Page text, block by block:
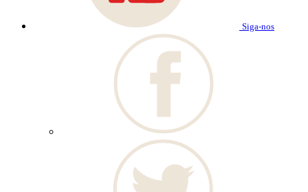
Siga-nos